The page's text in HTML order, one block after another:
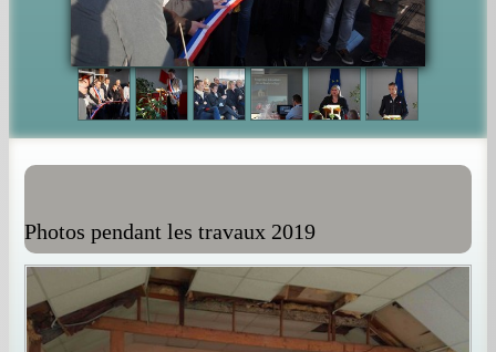
Photos pendant les travaux 2019